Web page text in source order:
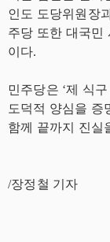
인도 도당위원장
주당 또한 대국민
이다.
민주당은 ‘제 식
도덕적 양심을 증
함께 끝까지 진실
/장정철 기자